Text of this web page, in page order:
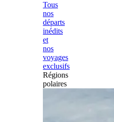
Tous
nos
départs
inédits
et
nos
voyages
exclusifs
Régions
polaires